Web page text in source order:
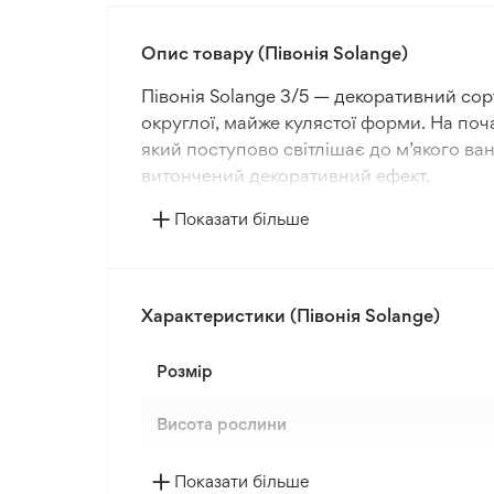
Опис товару (Півонія Solange)
Півонія Solange 3/5 — декоративний
округлої, майже кулястої форми. На
який поступово світлішає до м’якого
витончений декоративний ефект.
Кореневище півонії Solange
ефектно поєднується з іншими
Показати більше
Характеристики (Півонія Solange)
Розмір
Висота рослини
Колір квітки
Показати більше